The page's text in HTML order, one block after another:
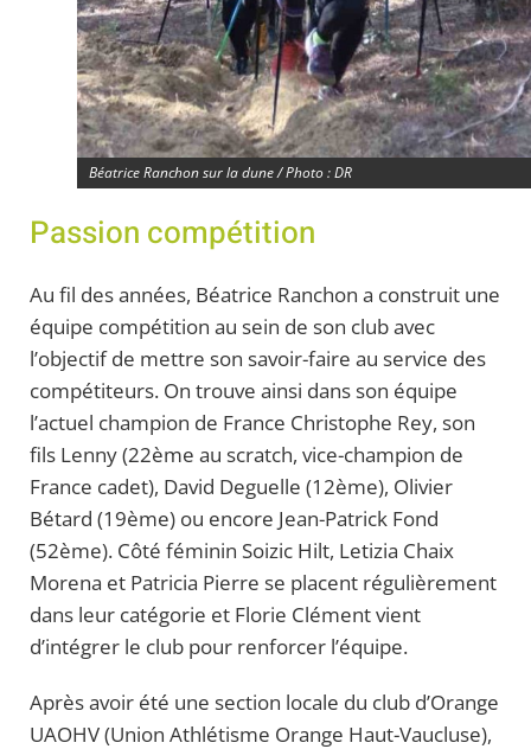
Béatrice Ranchon sur la dune / Photo : DR
Passion compétition
Au fil des années, Béatrice Ranchon a construit une
équipe compétition au sein de son club avec
l’objectif de mettre son savoir-faire au service des
compétiteurs. On trouve ainsi dans son équipe
l’actuel champion de France Christophe Rey, son
fils Lenny (22ème au scratch, vice-champion de
France cadet), David Deguelle (12ème), Olivier
Bétard (19ème) ou encore Jean-Patrick Fond
(52ème). Côté féminin Soizic Hilt, Letizia Chaix
Morena et Patricia Pierre se placent régulièrement
dans leur catégorie et Florie Clément vient
d’intégrer le club pour renforcer l’équipe.
Après avoir été une section locale du club d’Orange
UAOHV (Union Athlétisme Orange Haut-Vaucluse),